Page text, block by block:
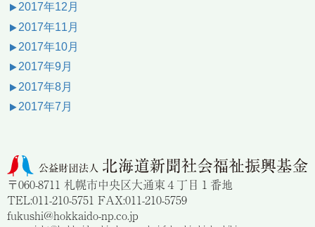
2017年12月
2017年11月
2017年10月
2017年9月
2017年8月
2017年7月
〒060-8711 札幌市中央区大通東４丁目１番地
TEL:011-210-5751 FAX:011-210-5759
fukushi@hokkaido-np.co.jp